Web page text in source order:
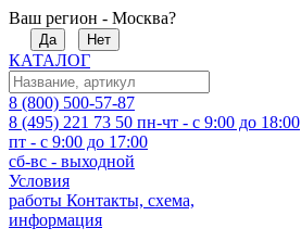
Ваш регион - Москва?
Да Нет
КАТАЛОГ
8 (800) 500-57-87
8 (495) 221 73 50 пн-чт - с 9:00 до 18:00
пт - с 9:00 до 17:00
сб-вс - выходной
Условия
работы Контакты, схема,
информация